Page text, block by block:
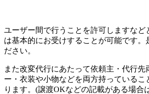
ユーザー間で行うことを許可しますなど
は基本的にお受けすることが可能です。
ださい。
また改変代行にあたって依頼主・代行先
ー・衣装や小物などを両方持っているこ
ります。(譲渡OKなどの記載がある場合